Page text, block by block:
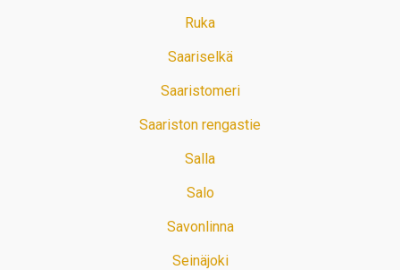
Ruka
Saariselkä
Saaristomeri
Saariston rengastie
Salla
Salo
Savonlinna
Seinäjoki